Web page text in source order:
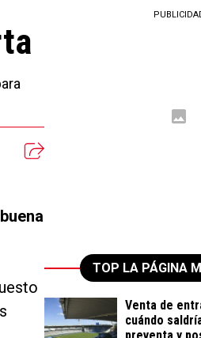
TOP LA PÁGINA
Venta de
cuándo